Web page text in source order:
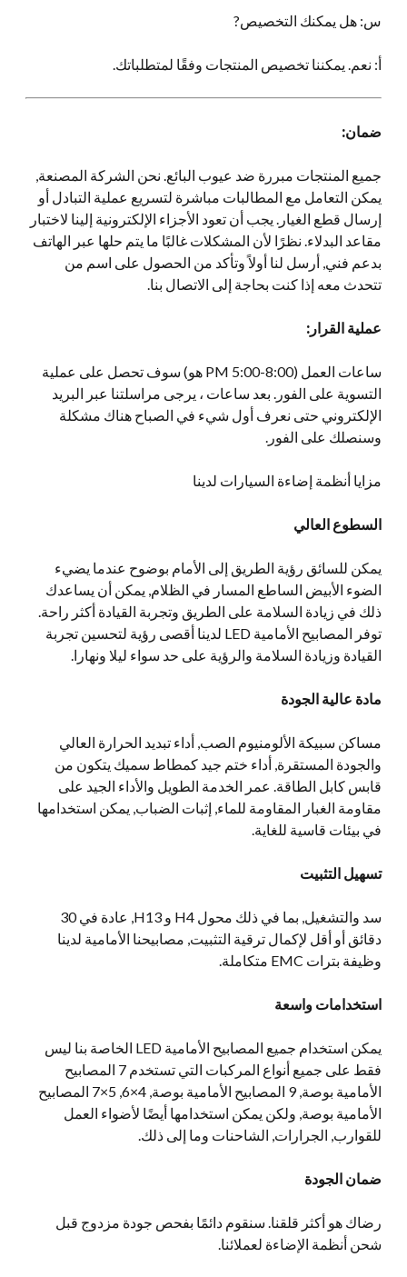
س: هل يمكنك التخصيص?
أ: نعم. يمكننا تخصيص المنتجات وفقًا لمتطلباتك.
ضمان:
جميع المنتجات مبررة ضد عيوب البائع. نحن الشركة المصنعة,
يمكن التعامل مع المطالبات مباشرة لتسريع عملية التبادل أو
إرسال قطع الغيار. يجب أن تعود الأجزاء الإلكترونية إلينا لاختبار
مقاعد البدلاء. نظرًا لأن المشكلات غالبًا ما يتم حلها عبر الهاتف
بدعم فني, أرسل لنا أولاً وتأكد من الحصول على اسم من
تتحدث معه إذا كنت بحاجة إلى الاتصال بنا.
عملية القرار:
ساعات العمل (8:00-5:00 PM هو) سوف تحصل على عملية
التسوية على الفور. بعد ساعات ، يرجى مراسلتنا عبر البريد
الإلكتروني حتى نعرف أول شيء في الصباح هناك مشكلة
وسنصلك على الفور.
مزايا أنظمة إضاءة السيارات لدينا
السطوع العالي
يمكن للسائق رؤية الطريق إلى الأمام بوضوح عندما يضيء
الضوء الأبيض الساطع المسار في الظلام, يمكن أن يساعدك
ذلك في زيادة السلامة على الطريق وتجربة القيادة أكثر راحة.
توفر المصابيح الأمامية LED لدينا أقصى رؤية لتحسين تجربة
القيادة وزيادة السلامة والرؤية على حد سواء ليلا ونهارا.
مادة عالية الجودة
مساكن سبيكة الألومنيوم الصب, أداء تبديد الحرارة العالي
والجودة المستقرة, أداء ختم جيد كمطاط سميك يتكون من
قابس كابل الطاقة. عمر الخدمة الطويل والأداء الجيد على
مقاومة الغبار المقاومة للماء, إثبات الضباب, يمكن استخدامها
في بيئات قاسية للغاية.
تسهيل التثبيت
سد والتشغيل, بما في ذلك محول H4 و H13, عادة في 30
دقائق أو أقل لإكمال ترقية التثبيت, مصابيحنا الأمامية لدينا
وظيفة بترات EMC متكاملة.
استخدامات واسعة
يمكن استخدام جميع المصابيح الأمامية LED الخاصة بنا ليس
فقط على جميع أنواع المركبات التي تستخدم 7 المصابيح
الأمامية بوصة, 9 المصابيح الأمامية بوصة, 4×6, 5×7 المصابيح
الأمامية بوصة, ولكن يمكن استخدامها أيضًا لأضواء العمل
للقوارب, الجرارات, الشاحنات وما إلى ذلك.
ضمان الجودة
رضاك هو أكثر قلقنا. سنقوم دائمًا بفحص جودة مزدوج قبل
شحن أنظمة الإضاءة لعملائنا.